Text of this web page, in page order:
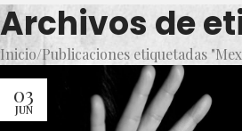
Archivos de
Inicio Publicaciones etiquetadas
03
JUN